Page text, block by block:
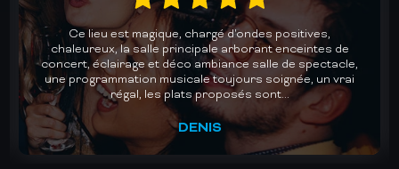
Un accueil chaleureux et une cuisine au top dans une
des plus belles salles de concerts de Gironde. Des lives
avec des groupes de qualité pour des soirées dansantes
mémorables. Un plaisir chaque fois renouvelé. Je
recommande vivement.
MURIEL